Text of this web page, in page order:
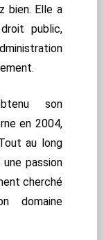
bien. Elle a
public,
son
en 2004,
au long
passion
cherché
domaine